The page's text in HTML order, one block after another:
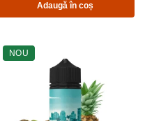
Adaugă în coș
NOU